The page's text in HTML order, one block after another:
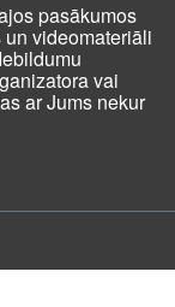
pasākumos
videomateriāli
vai
ar Jums nekur